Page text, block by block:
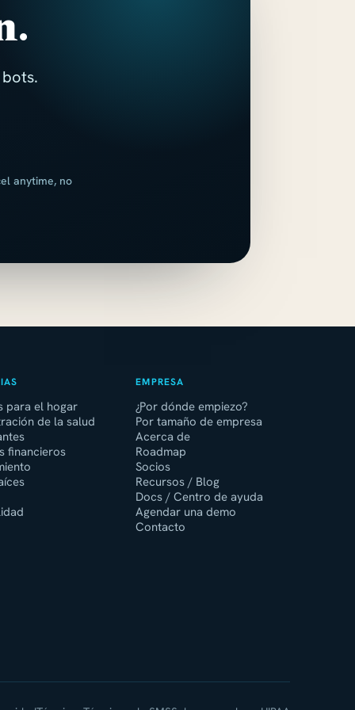
anytime, no
para el hogar
de la salud
financieros
EMPRESA
¿Por dónde empiezo?
Por tamaño de empresa
Acerca de
Roadmap
Socios
Recursos / Blog
Docs / Centro de ayuda
Agendar una demo
Contacto